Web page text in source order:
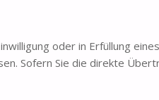
oder in Erfüllung
Sofern Sie die direkte